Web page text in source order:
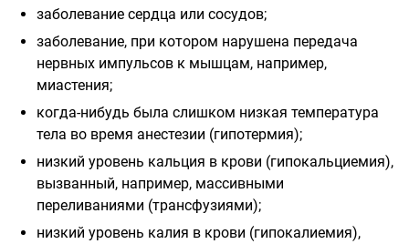
заболевание сердца или сосудов;
заболевание, при котором нарушена передача
нервных импульсов к мышцам, например,
миастения;
когда-нибудь была слишком низкая температура
тела во время анестезии (гипотермия);
низкий уровень кальция в крови (гипокальциемия),
вызванный, например, массивными
переливаниями (трансфузиями);
низкий уровень калия в крови (гипокалиемия),